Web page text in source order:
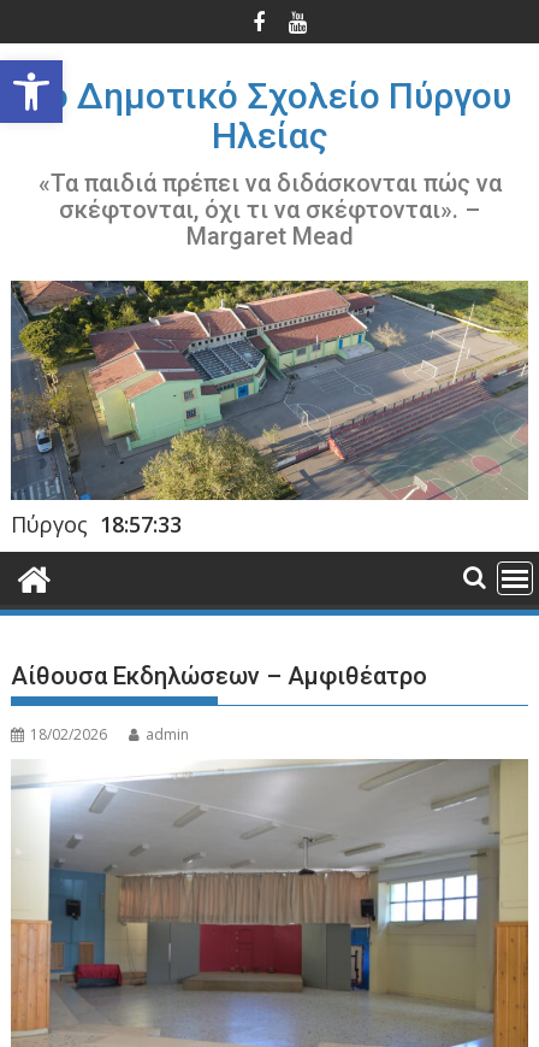
Ανοίξτε τη γραμμή εργαλείων
στο
περιεχόμενο
3ο Δημοτικό Σχολείο Πύργου
Ηλείας
«Τα παιδιά πρέπει να διδάσκονται πώς να
σκέφτονται, όχι τι να σκέφτονται». –
Margaret Mead
Πύργος 18:57:34
Αίθουσα Εκδηλώσεων – Αμφιθέατρο
18/02/2026 admin